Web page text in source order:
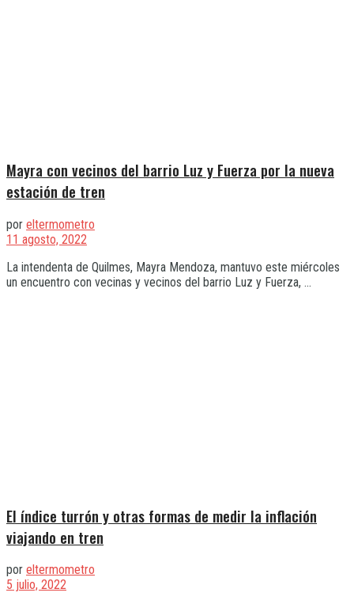
Mayra con vecinos del barrio Luz y Fuerza por la nueva
estación de tren
por eltermometro
11 agosto, 2022
La intendenta de Quilmes, Mayra Mendoza, mantuvo este miércoles
un encuentro con vecinas y vecinos del barrio Luz y Fuerza, ...
El índice turrón y otras formas de medir la inflación
viajando en tren
por eltermometro
5 julio, 2022